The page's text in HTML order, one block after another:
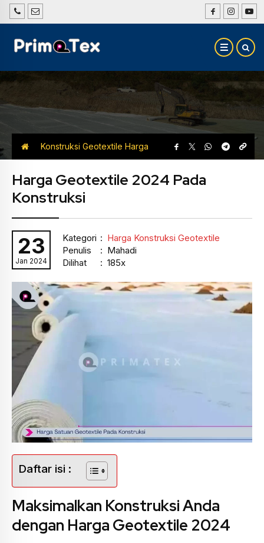
Konstruksi Geotextile Harga
Harga Geotextile 2024 Pada
Konstruksi
23
Jan 2024
Kategori : Harga Konstruksi Geotextile
Penulis
: Mahadi
Dilihat
: 185x
Daftar isi :
Maksimalkan Konstruksi Anda
dengan Harga Geotextile 2024